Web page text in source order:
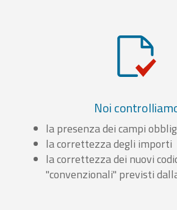
Noi
la presenza dei campi
la correttezza degli importi
la correttezza dei nuovi
"convenzionali" previsti